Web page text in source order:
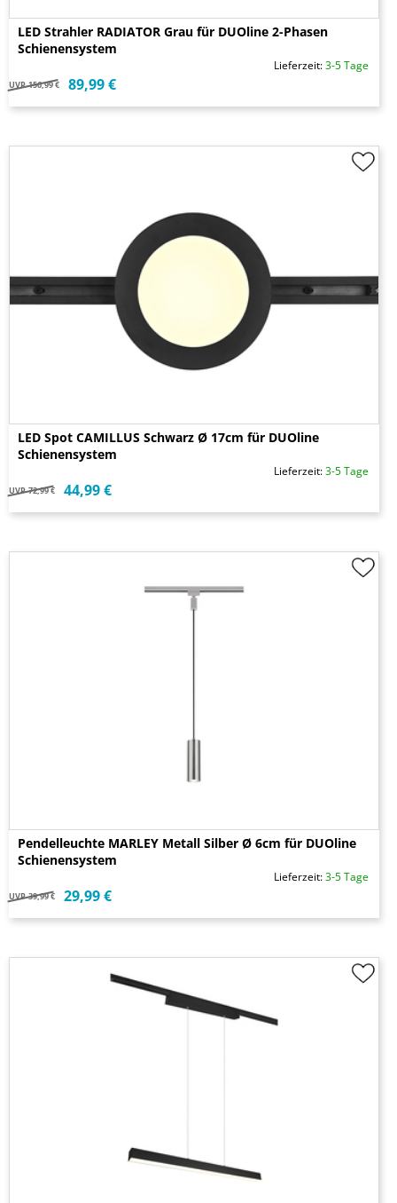
LED Strahler RADIATOR Grau für DUOline 2-Phasen
Schienensystem
Lieferzeit:3-5 Tage
UVP 156,99 € 89,99 €
LED Spot CAMILLUS Schwarz Ø 17cm für DUOline
Schienensystem
Lieferzeit:3-5 Tage
UVP 72,99 € 44,99 €
Pendelleuchte MARLEY Metall Silber Ø 6cm für DUOline
Schienensystem
Lieferzeit:3-5 Tage
UVP 39,99 € 29,99 €